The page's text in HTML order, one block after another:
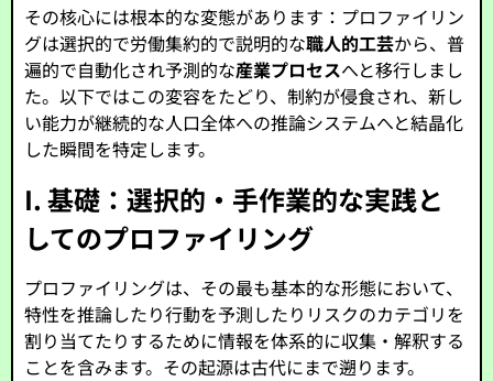
その核心には根本的な変態があります：プロファイリン
グは選択的で労働集約的で説明的な職人的工芸から、普
遍的で自動化され予測的な産業プロセスへと移行しまし
た。以下ではこの変容をたどり、制約が侵食され、新し
い能力が継続的な人口全体への推論システムへと結晶化
した瞬間を特定します。
I. 基礎：選択的・手作業的な実践と
してのプロファイリング
プロファイリングは、その最も基本的な形態において、
特性を推論したり行動を予測したりリスクのカテゴリを
割り当てたりするために情報を体系的に収集・解釈する
ことを含みます。その起源は古代にまで遡ります。